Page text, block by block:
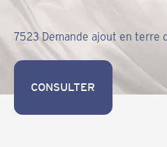
7523 Demande ajout en terre
CONSULTER
CONSULTER